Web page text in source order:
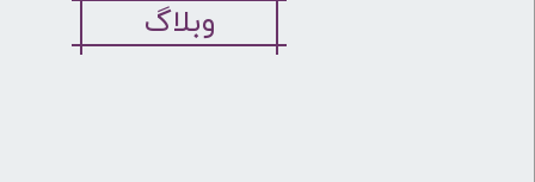
وبلاگ